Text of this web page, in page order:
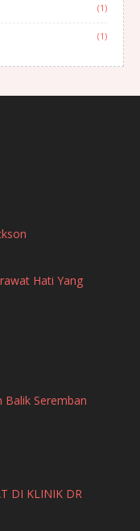
(1)
(1)
(1)
Hati Yang
Stadium Merdeka
Balik Seremban
DI KLINIK DR